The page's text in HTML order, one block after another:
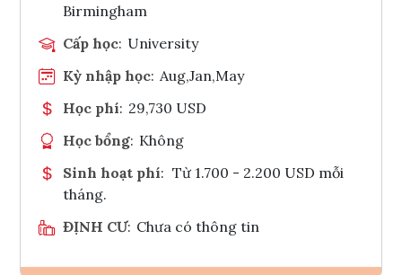
Birmingham
Cấp học: University
Kỳ nhập học: Aug,Jan,May
Học phí: 29,730 USD
Học bổng: Không
Sinh hoạt phí: Từ 1.700 - 2.200 USD mỗi
tháng.
ĐỊNH CƯ: Chưa có thông tin